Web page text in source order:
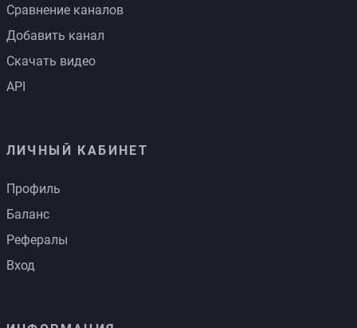
Сравнение каналов
Добавить канал
Скачать видео
API
ЛИЧНЫЙ КАБИНЕТ
Профиль
Баланс
Рефералы
Вход